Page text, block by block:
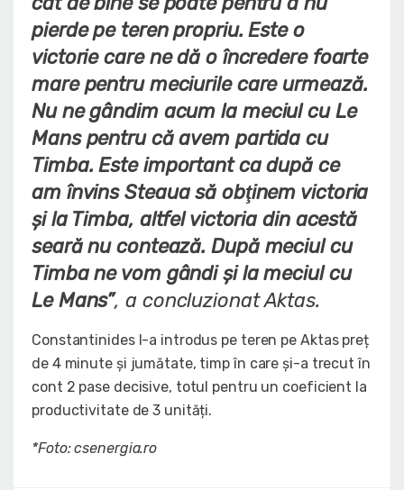
pierde pe teren propriu. Este o
victorie care ne dă o încredere foarte
mare pentru meciurile care urmează.
Nu ne gândim acum la meciul cu Le
Mans pentru că avem partida cu
Timba. Este important ca după ce
am învins Steaua să obţinem victoria
şi la Timba, altfel victoria din acestă
seară nu contează. După meciul cu
Timba ne vom gândi şi la meciul cu
Le Mans”, a concluzionat Aktas.
Constantinides l-a introdus pe teren pe Aktas preț
de 4 minute și jumătate, timp în care și-a trecut în
cont 2 pase decisive, totul pentru un coeficient la
productivitate de 3 unități.
*Foto: csenergia.ro